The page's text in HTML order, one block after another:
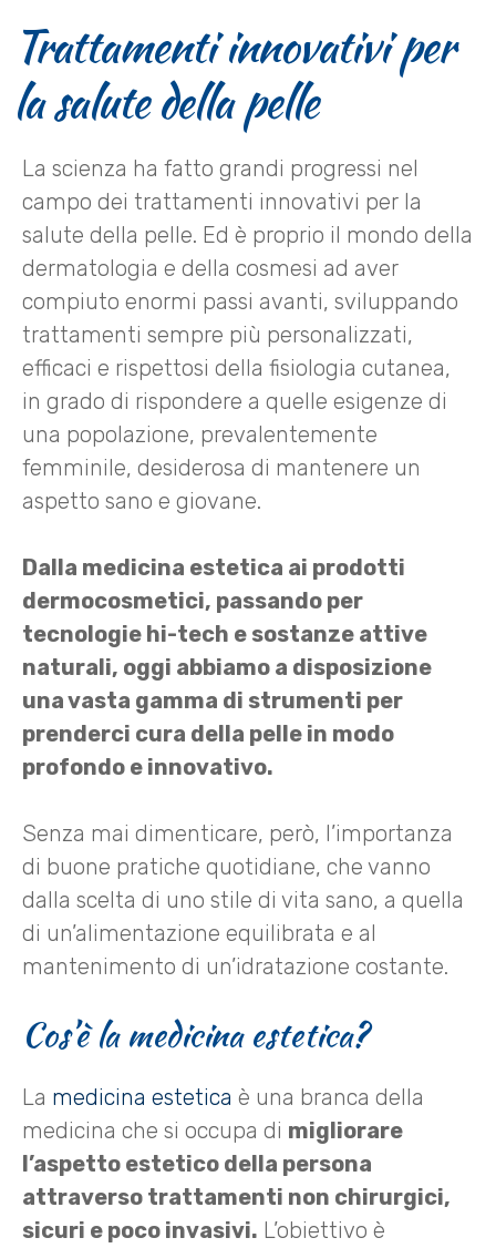
Trattamenti innovativi per
la salute della pelle
La scienza ha fatto grandi progressi nel
campo dei trattamenti innovativi per la
salute della pelle. Ed è proprio il mondo della
dermatologia e della cosmesi ad aver
compiuto enormi passi avanti, sviluppando
trattamenti sempre più personalizzati,
efficaci e rispettosi della fisiologia cutanea,
in grado di rispondere a quelle esigenze di
una popolazione, prevalentemente
femminile, desiderosa di mantenere un
aspetto sano e giovane.
Dalla medicina estetica ai prodotti
dermocosmetici, passando per
tecnologie hi-tech e sostanze attive
naturali, oggi abbiamo a disposizione
una vasta gamma di strumenti per
prenderci cura della pelle in modo
profondo e innovativo.
Senza mai dimenticare, però, l’importanza
di buone pratiche quotidiane, che vanno
dalla scelta di uno stile di vita sano, a quella
di un’alimentazione equilibrata e al
mantenimento di un’idratazione costante.
Cos’è la medicina estetica?
La medicina estetica è una branca della
medicina che si occupa di migliorare
l’aspetto estetico della persona
attraverso trattamenti non chirurgici,
sicuri e poco invasivi. L’obiettivo è